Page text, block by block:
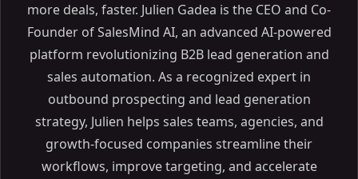
more deals, faster. Julien Gadea is the CEO and Co-
Founder of SalesMind AI, an advanced AI-powered
platform revolutionizing B2B lead generation and
sales automation. As a recognized expert in
outbound prospecting and lead generation
strategy, Julien helps sales teams, agencies, and
growth-focused companies streamline their
workflows, improve targeting, and accelerate